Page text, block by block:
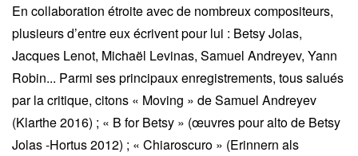
En collaboration étroite avec de nombreux compositeurs,
plusieurs d’entre eux écrivent pour lui : Betsy Jolas,
Jacques Lenot, Michaël Levinas, Samuel Andreyev, Yann
Robin... Parmi ses principaux enregistrements, tous salués
par la critique, citons « Moving » de Samuel Andreyev
(Klarthe 2016) ; « B for Betsy » (œuvres pour alto de Betsy
Jolas -Hortus 2012) ; « Chiaroscuro » (Erinnern als